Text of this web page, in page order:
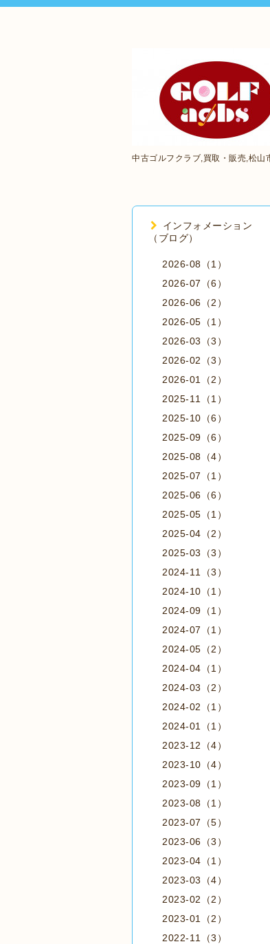
中古ゴルフクラブ,買取・販売,松山
インフォメーション
（ブログ）
2026-08（1）
2026-07（6）
2026-06（2）
2026-05（1）
2026-03（3）
2026-02（3）
2026-01（2）
2025-11（1）
2025-10（6）
2025-09（6）
2025-08（4）
2025-07（1）
2025-06（6）
2025-05（1）
2025-04（2）
2025-03（3）
2024-11（3）
2024-10（1）
2024-09（1）
2024-07（1）
2024-05（2）
2024-04（1）
2024-03（2）
2024-02（1）
2024-01（1）
2023-12（4）
2023-10（4）
2023-09（1）
2023-08（1）
2023-07（5）
2023-06（3）
2023-04（1）
2023-03（4）
2023-02（2）
2023-01（2）
2022-11（3）